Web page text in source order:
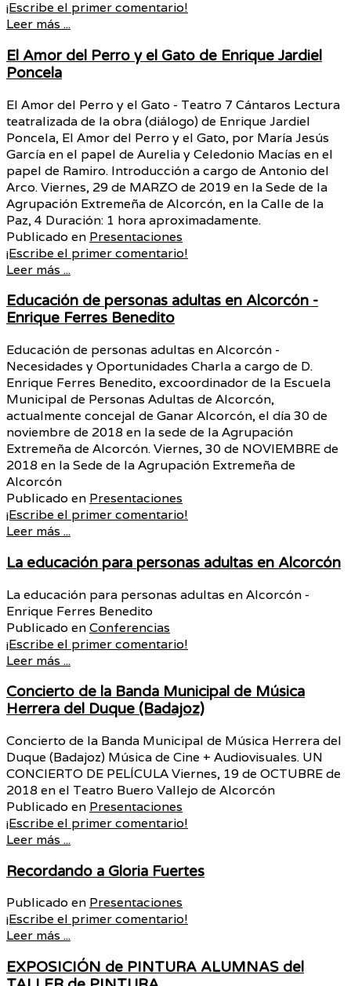
¡Escribe el primer comentario!
Leer más ...
El Amor del Perro y el Gato de Enrique Jardiel
Poncela
El Amor del Perro y el Gato - Teatro 7 Cántaros Lectura
teatralizada de la obra (diálogo) de Enrique Jardiel
Poncela, El Amor del Perro y el Gato, por María Jesús
García en el papel de Aurelia y Celedonio Macías en el
papel de Ramiro. Introducción a cargo de Antonio del
Arco. Viernes, 29 de MARZO de 2019 en la Sede de la
Agrupación Extremeña de Alcorcón, en la Calle de la
Paz, 4 Duración: 1 hora aproximadamente.
Publicado en Presentaciones
¡Escribe el primer comentario!
Leer más ...
Educación de personas adultas en Alcorcón -
Enrique Ferres Benedito
Educación de personas adultas en Alcorcón -
Necesidades y Oportunidades Charla a cargo de D.
Enrique Ferres Benedito, excoordinador de la Escuela
Municipal de Personas Adultas de Alcorcón,
actualmente concejal de Ganar Alcorcón, el día 30 de
noviembre de 2018 en la sede de la Agrupación
Extremeña de Alcorcón. Viernes, 30 de NOVIEMBRE de
2018 en la Sede de la Agrupación Extremeña de
Alcorcón
Publicado en Presentaciones
¡Escribe el primer comentario!
Leer más ...
La educación para personas adultas en Alcorcón
La educación para personas adultas en Alcorcón -
Enrique Ferres Benedito
Publicado enConferencias
¡Escribe el primer comentario!
Leer más ...
Concierto de la Banda Municipal de Música
Herrera del Duque (Badajoz)
Concierto de la Banda Municipal de Música Herrera del
Duque (Badajoz) Música de Cine + Audiovisuales. UN
CONCIERTO DE PELÍCULA Viernes, 19 de OCTUBRE de
2018 en el Teatro Buero Vallejo de Alcorcón
Publicado en Presentaciones
¡Escribe el primer comentario!
Leer más ...
Recordando a Gloria Fuertes
Publicado en Presentaciones
¡Escribe el primer comentario!
Leer más ...
EXPOSICIÓN de PINTURA ALUMNAS del